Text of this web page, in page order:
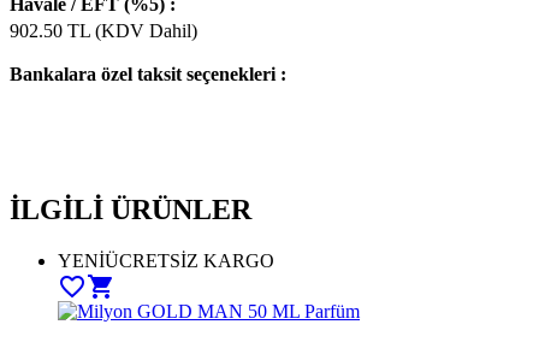
Havale / EFT (%5) :
902.50 TL (KDV Dahil)
Bankalara özel taksit seçenekleri :
İLGİLİ ÜRÜNLER
YENİÜCRETSİZ KARGO
favorite_bordershopping_cart